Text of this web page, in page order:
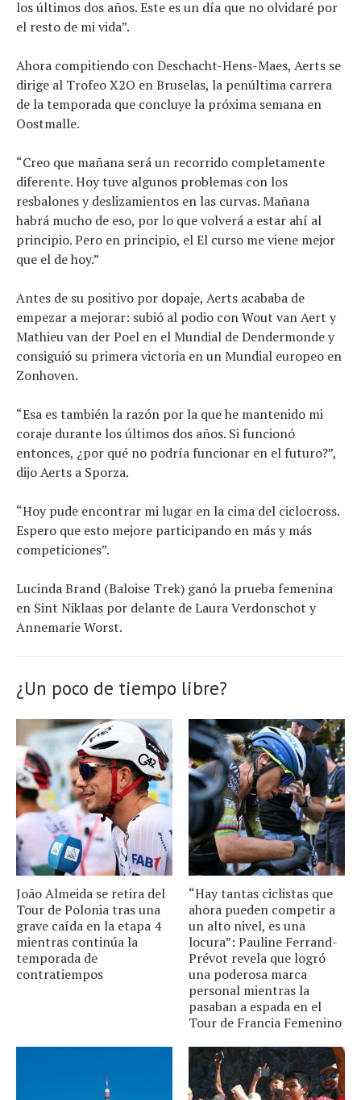
los últimos dos años. Este es un día que no olvidaré por
el resto de mi vida”.
Ahora compitiendo con Deschacht-Hens-Maes, Aerts se
dirige al Trofeo X2O en Bruselas, la penúltima carrera
de la temporada que concluye la próxima semana en
Oostmalle.
“Creo que mañana será un recorrido completamente
diferente. Hoy tuve algunos problemas con los
resbalones y deslizamientos en las curvas. Mañana
habrá mucho de eso, por lo que volverá a estar ahí al
principio. Pero en principio, el El curso me viene mejor
que el de hoy.”
Antes de su positivo por dopaje, Aerts acababa de
empezar a mejorar: subió al podio con Wout van Aert y
Mathieu van der Poel en el Mundial de Dendermonde y
consiguió su primera victoria en un Mundial europeo en
Zonhoven.
“Esa es también la razón por la que he mantenido mi
coraje durante los últimos dos años. Si funcionó
entonces, ¿por qué no podría funcionar en el futuro?”,
dijo Aerts a Sporza.
“Hoy pude encontrar mi lugar en la cima del ciclocross.
Espero que esto mejore participando en más y más
competiciones”.
Lucinda Brand (Baloise Trek) ganó la prueba femenina
en Sint Niklaas por delante de Laura Verdonschot y
Annemarie Worst.
¿Un poco de tiempo libre?
João Almeida se retira del
Tour de Polonia tras una
grave caída en la etapa 4
mientras continúa la
temporada de
contratiempos
“Hay tantas ciclistas que
ahora pueden competir a
un alto nivel, es una
locura”: Pauline Ferrand-
Prévot revela que logró
una poderosa marca
personal mientras la
pasaban a espada en el
Tour de Francia Femenino